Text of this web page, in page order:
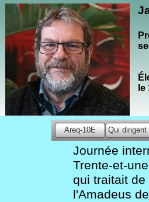
Areq-10E Qui dirigent
Journée
Trente-et-
qui traitait
l'Amadeus